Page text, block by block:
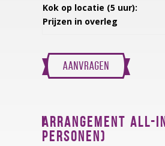
Kok op locatie (5 uur):
Prijzen in overleg
ARRANGEMENT ALL-
PERSONEN)